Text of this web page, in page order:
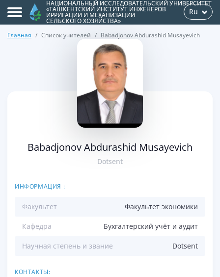
НАЦИОНАЛЬНЫЙ ИССЛЕДОВАТЕЛЬСКИЙ УНИВЕРСИТЕТ
«ТАШКЕНТСКИЙ ИНСТИТУТ ИНЖЕНЕРОВ
ИРРИГАЦИИ И МЕХАНИЗАЦИИ
СЕЛЬСКОГО ХОЗЯЙСТВА»
Ru
Главная Список учителей Babadjonov Abdurashid Musayevich
Babadjonov Abdurashid Musayevich
Dotsent
ИНФОРМАЦИЯ :
Факультет Факультет экономики
Кафедра Бухгалтерский учёт и аудит
Научная степень и звание Dotsent
КОНТАКТЫ: